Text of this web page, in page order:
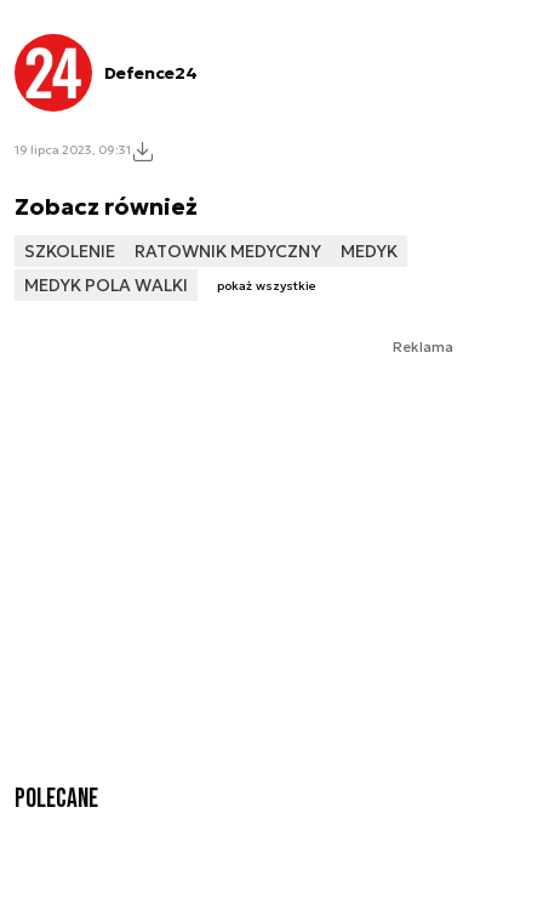
Defence24
19 lipca 2023, 09:31
Zobacz również
SZKOLENIE RATOWNIK MEDYCZNY
MEDYK
MEDYK POLA WALKI
pokaż wszystkie
Reklama
Polecane